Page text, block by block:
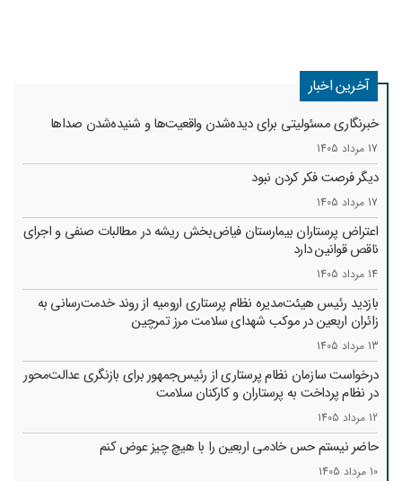
آخرین اخبار
خبرنگاری مسئولیتی برای دیده‌شدن واقعیت‌ها و شنیده‌شدن صداها
17 مرداد 1405
دیگر فرصت فکر کردن نبود
17 مرداد 1405
اعتراض پرستاران بیمارستان فیاض‌بخش ریشه در مطالبات صنفی و اجرای
ناقص قوانین دارد
14 مرداد 1405
بازدید رئیس هیئت‌مدیره نظام پرستاری ارومیه از روند خدمت‌رسانی به
زائران اربعین در موکب شهدای سلامت مرز تمرچین
13 مرداد 1405
درخواست سازمان نظام پرستاری از رئیس‌جمهور برای بازنگری عدالت‌محور
در نظام پرداخت به پرستاران و کارکنان سلامت
12 مرداد 1405
حاضر نیستم حس خادمی اربعین را با هیچ چیز عوض کنم
10 مرداد 1405